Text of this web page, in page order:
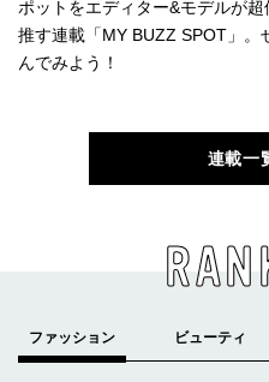
ポットをエディター&モデルが
推す連載「MY BUZZ SPOT」。
んでみよう！
連載一